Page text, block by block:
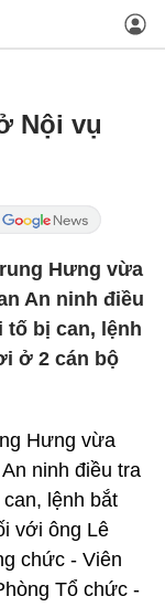
Nội vụ
Hưng vừa
An ninh điều
tố bị can, lệnh
ở 2 cán bộ
Hưng vừa
ninh điều tra
lệnh bắt
với ông Lê
chức - Viên
Tổ chức -